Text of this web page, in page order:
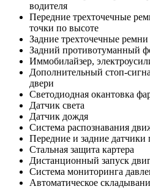
водителя
Передние трехточечные
точки по высоте
Задние трехточечные
Задний противотуманный
Иммобилайзер,
Дополнительный стоп-
двери
Светодиодная окантовка
Датчик света
Датчик дождя
Система распознавания
Передние и задние датчики
Стальная защита картера
Дистанционный запуск
Система мониторинга
Автоматическое